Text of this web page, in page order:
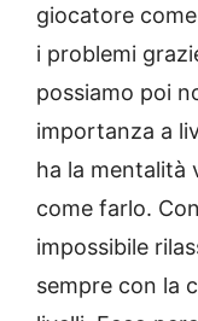
giocatore
i problemi
possiamo poi
importanza a
ha la mentalità
come farlo.
impossibile
sempre con la